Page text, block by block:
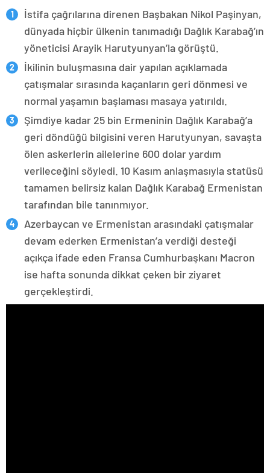
İstifa çağrılarına direnen Başbakan Nikol Paşinyan,
dünyada hiçbir ülkenin tanımadığı Dağlık Karabağ’ın
yöneticisi Arayik Harutyunyan’la görüştü.
İkilinin buluşmasına dair yapılan açıklamada
çatışmalar sırasında kaçanların geri dönmesi ve
normal yaşamın başlaması masaya yatırıldı.
Şimdiye kadar 25 bin Ermeninin Dağlık Karabağ’a
geri döndüğü bilgisini veren Harutyunyan, savaşta
ölen askerlerin ailelerine 600 dolar yardım
verileceğini söyledi. 10 Kasım anlaşmasıyla statüsü
tamamen belirsiz kalan Dağlık Karabağ Ermenistan
tarafından bile tanınmıyor.
Azerbaycan ve Ermenistan arasındaki çatışmalar
devam ederken Ermenistan’a verdiği desteği
açıkça ifade eden Fransa Cumhurbaşkanı Macron
ise hafta sonunda dikkat çeken bir ziyaret
gerçekleştirdi.